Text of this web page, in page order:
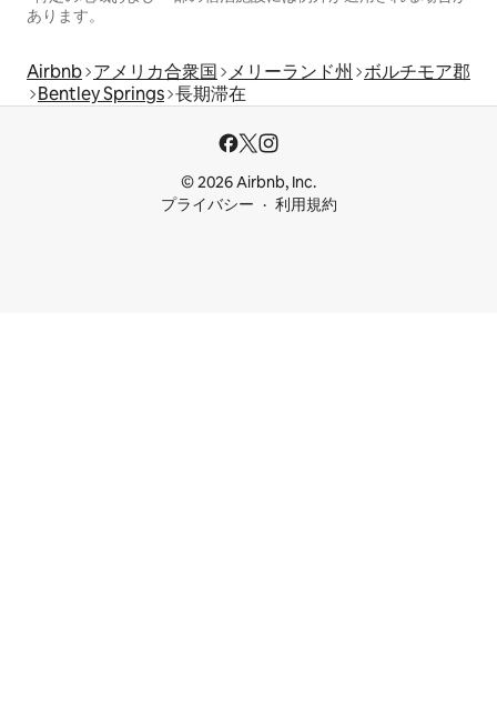
あります。
Airbnb アメリカ合衆国 メリーランド州
ボルチモア郡
Bentley Springs 長期滞在
© 2026 Airbnb, Inc.
プライバシー
利用規約